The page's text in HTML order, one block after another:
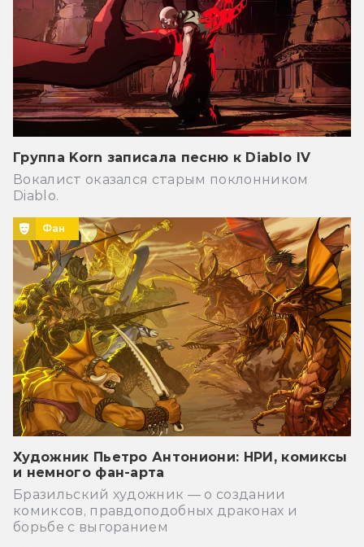
Группа Korn записала песню к Diablo IV
Вокалист оказался старым поклонником
Diablo.
Фан
Художник Пьетро Антониони: НРИ, комиксы
и немного фан-арта
Бразильский художник — о создании
комиксов, правдоподобных драконах и
борьбе с выгоранием